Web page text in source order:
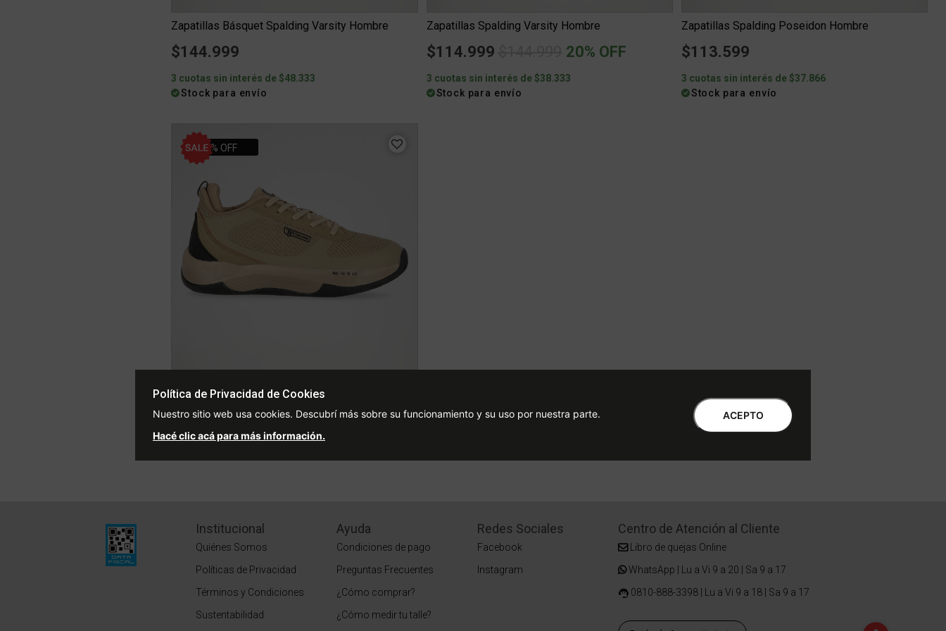
Zapatillas Básquet Spalding Varsity Hombre
$144.999
3 cuotas sin interés de $48.333
Stock para envío
Zapatillas Spalding Varsity Hombre
$114.999 Price reduced from
to
20% OFF
3 cuotas sin interés de $38.333
Stock para envío
Zapatillas Spalding Poseidon Hombre
$113.599
3 cuotas sin interés de $37.866
Stock para envío
10% OFF
$117.999Price reduced from
$131.599to
10% OFF
3 cuotas sin interés de $39.333
Institucional
Quiénes Somos
Políticas de Privacidad
Términos y Condiciones
Sustentabilidad
Ayuda
Condiciones de pago
Preguntas Frecuentes
¿Cómo comprar?
¿Cómo medir tu talle?
Redes Sociales
Facebook
Instagram
Centro de Atención al Cliente
Libro de quejas Online
WhatsApp | Lu a Vi 9 a 20 | Sa 9 a 17
0810-888-3398 | Lu a Vi 9 a 18 | Sa 9 a 17
Política de Privacidad de Cookies
Nuestro sitio web usa cookies. Descubrí más sobre su funcionamiento y su uso por nuestra parte.
Hacé clic acá para más información.
ACEPTO